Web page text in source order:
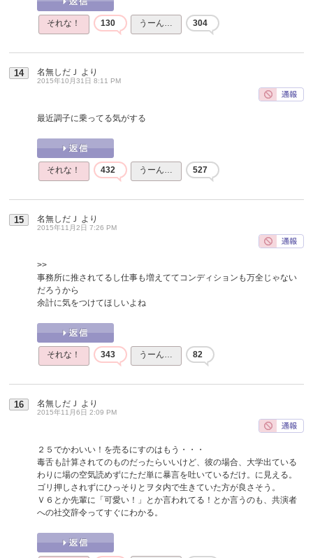
それな！ 130 うーん… 304
14 名無しだＪ より
2015年10月31日 8:11 PM
最近調子に乗ってる気がする
それな！ 432 うーん… 527
15 名無しだＪ より
2015年11月2日 7:26 PM
>>
事務所に推されてるし仕事も増えててコンディションも万全じゃない
だろうから
余計に気をつけてほしいよね
それな！ 343 うーん… 82
16 名無しだＪ より
2015年11月6日 2:09 PM
２５でかわいい！を売るにすのはもう・・・
毒舌も計算されてのものだったらいいけど、彼の場合、大学出ている
わりに場の空気読めずにただ単に暴言を吐いているだけ。に見える。
ゴリ押しされずにひっそりとヲタ内で生きていた方が良さそう。
Ｖ６とか先輩に「可愛い！」とか言われてる！とか言うのも、共演者
への社交辞令ってすぐにわかる。